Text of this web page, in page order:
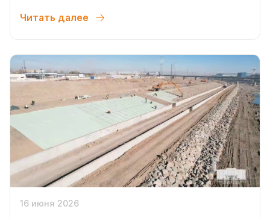
Читать далее
16 июня 2026